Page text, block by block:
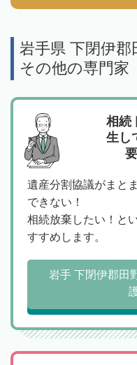
岩手県 下閉伊
その他の専門家
相続
生し
遺産分割協議がまと
できない！
相続放棄したい！と
すすめします。
岩手 下閉伊郡田